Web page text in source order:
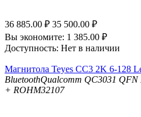
36 885.00 ₽ 35 500.00 ₽
Вы экономите: 1 385.00 ₽
Доступность: Нет в наличии
Магнитола Teyes CC3 2K 6-128
BluetoothQualcomm QC3031 QFN
+ ROHM32107